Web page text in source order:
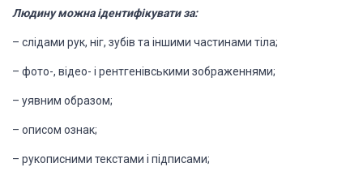
Людину можнаідентифікувати за:
– слідами рук, ніг, зубів та іншими частинами тіла;
– фото-, відео- і рентгенівськими зображеннями;
– уявним образом;
– описом ознак;
– рукописними текстами і підписами;